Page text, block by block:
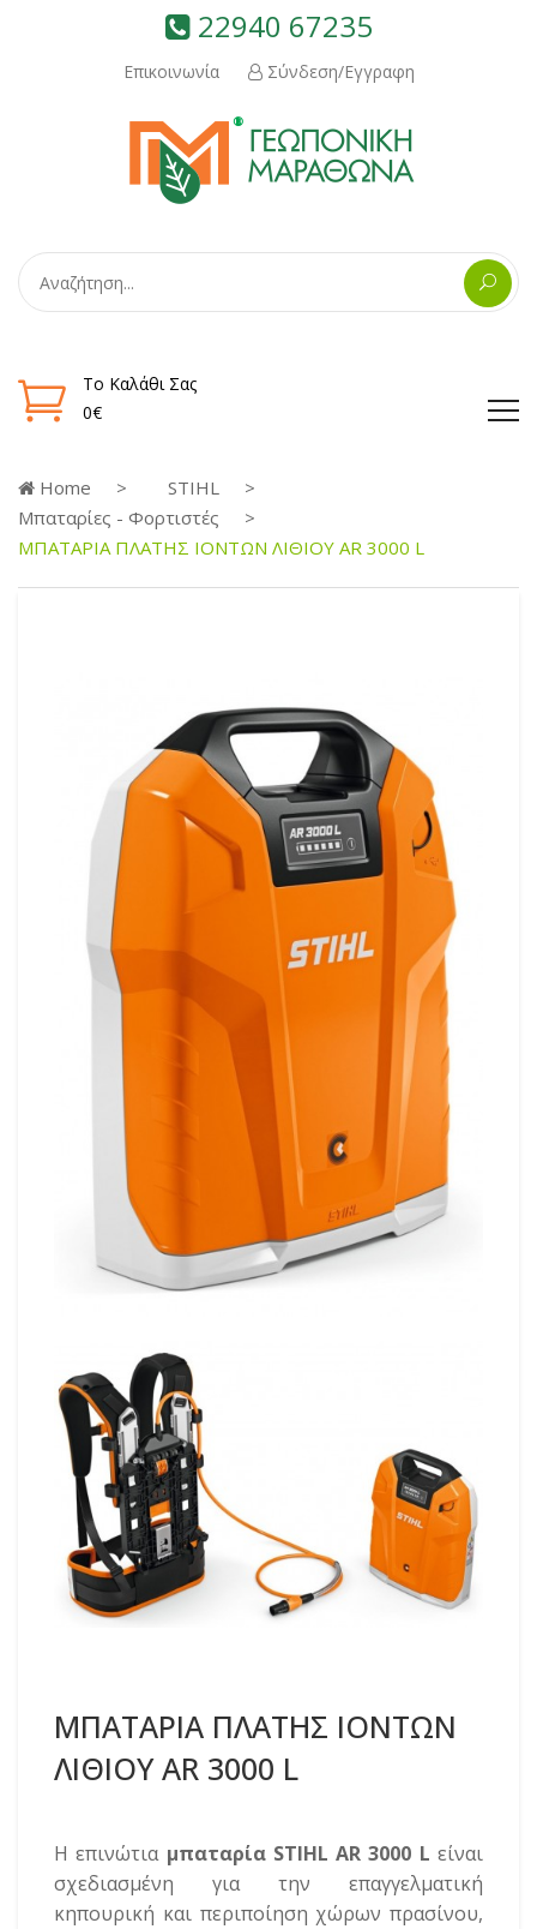
22940 67235
Επικοινωνία Σύνδεση/Εγγραφη
Το Καλάθι Σας
0€
Home
STIHL
Μπαταρίες - Φορτιστές
ΜΠΑΤΑΡΙΑ ΠΛΑΤΗΣ ΙΟΝΤΩΝ ΛΙΘΙΟΥ AR 3000 L
ΜΠΑΤΑΡΙΑ ΠΛΑΤΗΣ ΙΟΝΤΩΝ
ΛΙΘΙΟΥ AR 3000 L
Η επινώτια μπαταρία STIHL AR 3000 L είναι
σχεδιασμένη για την επαγγελματική
κηπουρική και περιποίηση χώρων πρασίνου,